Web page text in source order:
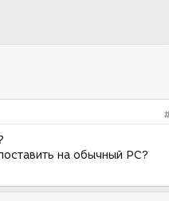
на обычный PC?